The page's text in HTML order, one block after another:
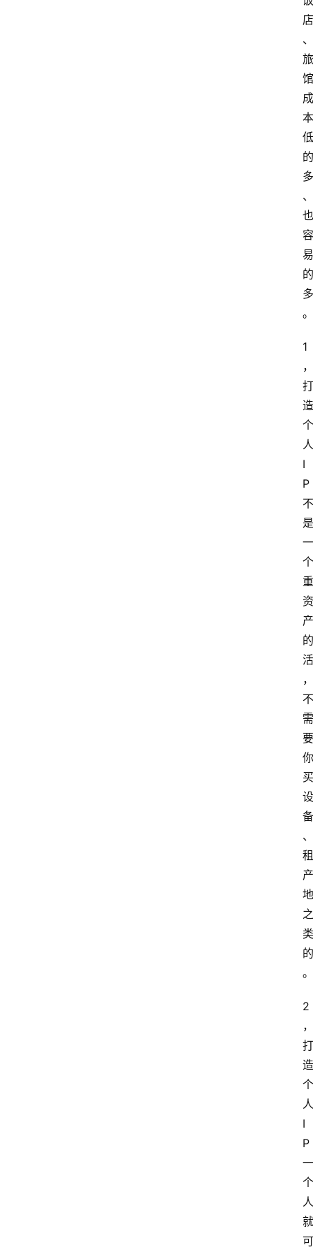
店
、
旅
馆
成
本
低
的
多
、
也
容
易
的
多
。
1
，
打
造
个
人
I
P
不
是
一
个
重
资
产
的
活
，
不
需
要
你
买
设
备
、
租
产
地
之
类
的
。
2
，
打
造
个
人
I
P
一
个
人
就
可